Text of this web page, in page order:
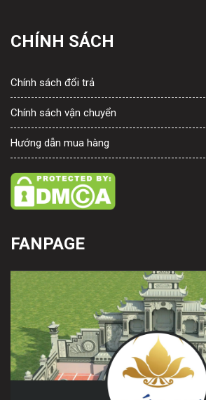
CHÍNH SÁCH
Chính sách đổi trả
Chính sách vận chuyển
Hướng dẫn mua hàng
FANPAGE